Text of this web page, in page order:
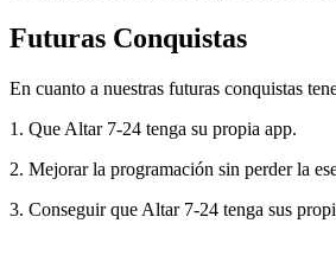
Futuras Conquistas
En cuanto a nuestras futuras conquistas
1. Que Altar 7-24 tenga su propia app.
2. Mejorar la programación sin perder la
3. Conseguir que Altar 7-24 tenga sus